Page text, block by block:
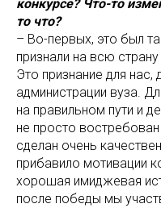
конкурсе? Что-то
то что?
– Во-первых, это был
признали на всю
Это признание для нас,
администрации вуза.
на правильном пути и
не просто востребован
сделан очень
прибавило мотивации
хорошая имиджевая
после победы мы